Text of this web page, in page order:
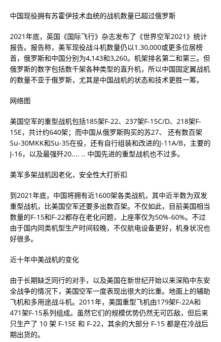
中国现役拥有苏霍伊技术血统的战机数量已超过俄罗斯
2021年底，英国《国际飞行》杂志发布了《世界空军2021》统计
报告。报告称，美军现役战斗机数量仍以1.30,000或更多位居榜
首，俄罗斯和中国分别为4,143和3,260。机架排名第二和第三。但
俄罗斯的数字包括数千架各种类型的直升机，所以中国固定翼战机
的数量不亚于俄罗斯，尤其是中国战机的状态和技术更胜一筹。
网络图
美国空军的重型战机包括185架F-22、237架F-15C/D、218架F-
15E，共计约640架；而中国从俄罗斯购买的苏27、 还有数百架
Su-30MKK和Su-35在役，还有自行组装和改进的J-11A/B，主要的
J-16，以及最强歼20.... .. 中国先进的重型战机也不过多。
美军多架战机因老化，安全性大打折扣
到2021年底，中国将拥有近1600架各类战机，其中近半数为双发
重型战机，比美国空军还要多出数百架。不仅如此，目前美国相当
数量的F-15和F-22都存在老化问题，上座率仅为50%-60%。不过
由于国内同类机型生产时间较晚，不仅航电设备更好，机身状况也
好很多。
近十年中美战机的变化
由于长期缺乏同行的对手，以及美国在新世纪开始以来深陷中东安
全战争的情况下，美国空军一度表现出很大的比重。地面上的辅助
飞机和多用途战斗机。2011年，美国重型飞机由179架F-22A和
471架F-15系列组成。虽然它们的规模优势仍然无可匹敌，但后来
只生产了 10 架 F-15E 和 F-22，其余的大部分 F-15 都是在冷战后
期出货的。